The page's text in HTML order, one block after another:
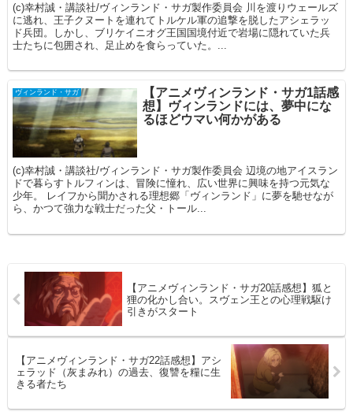
(c)幸村誠・講談社/ヴィンランド・サガ製作委員会 川を渡りウェールズ
に逃れ、王子クヌートを連れてトルケル軍の追撃を脱したアシェラッ
ド兵団。しかし、ブリケイニオグ王国国境付近で岩場に隠れていた兵
士たちに包囲され、足止めを食らっていた。...
ヴィンランド・サガ
【アニメヴィンランド・サガ1話感
想】ヴィンランドには、夢中にな
るほどウマい何かがある
(c)幸村誠・講談社/ヴィンランド・サガ製作委員会 辺境の地アイスラン
ドで暮らすトルフィンは、冒険に憧れ、広い世界に興味を持つ元気な
少年。 レイフから聞かされる理想郷「ヴィンランド」に夢を馳せなが
ら、かつて強力な戦士だった父・トール...
【アニメヴィンランド・サガ20話感想】狐と
狸の化かし合い。スヴェン王との心理戦駆け
引きがスタート
【アニメヴィンランド・サガ22話感想】アシ
ェラッド（灰まみれ）の過去、復讐を糧に生
きる者たち